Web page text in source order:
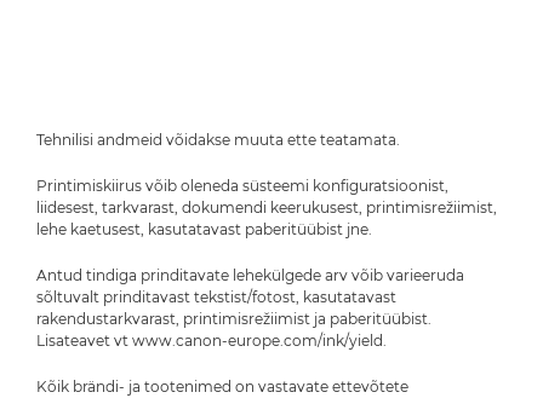
Tehnilisi andmeid võidakse muuta ette teatamata.
Printimiskiirus võib oleneda süsteemi konfiguratsioonist,
liidesest, tarkvarast, dokumendi keerukusest, printimisrežiimist,
lehe kaetusest, kasutatavast paberitüübist jne.
Antud tindiga prinditavate lehekülgede arv võib varieeruda
sõltuvalt prinditavast tekstist/fotost, kasutatavast
rakendustarkvarast, printimisrežiimist ja paberitüübist.
Lisateavet vt www.canon-europe.com/ink/yield.
Kõik brändi- ja tootenimed on vastavate ettevõtete